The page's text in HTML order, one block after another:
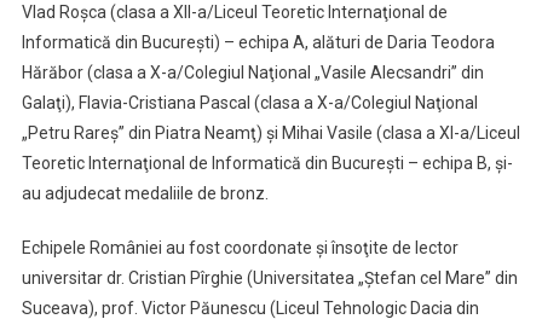
Vlad Roşca (clasa a XII-a/Liceul Teoretic Internaţional de
Informatică din Bucureşti) – echipa A, alături de Daria Teodora
Hărăbor (clasa a X-a/Colegiul Naţional „Vasile Alecsandri” din
Galaţi), Flavia-Cristiana Pascal (clasa a X-a/Colegiul Naţional
„Petru Rareş” din Piatra Neamţ) şi Mihai Vasile (clasa a XI-a/Liceul
Teoretic Internaţional de Informatică din Bucureşti – echipa B, şi-
au adjudecat medaliile de bronz.
Echipele României au fost coordonate şi însoţite de lector
universitar dr. Cristian Pîrghie (Universitatea „Ştefan cel Mare” din
Suceava), prof. Victor Păunescu (Liceul Tehnologic Dacia din